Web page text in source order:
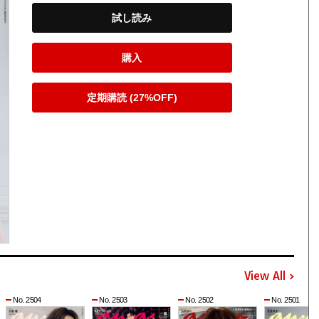
試し読み
購入
定期購読 (27%OFF)
View All
No. 2504 No. 2503 No. 2502 No. 2501